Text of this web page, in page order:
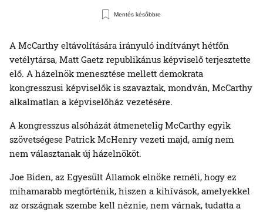
Mentés későbbre
A McCarthy eltávolítására irányuló indítványt hétfőn
vetélytársa, Matt Gaetz republikánus képviselő terjesztette
elő. A házelnök menesztése mellett demokrata
kongresszusi képviselők is szavaztak, mondván, McCarthy
alkalmatlan a képviselőház vezetésére.
A kongresszus alsóházát átmenetelig McCarthy egyik
szövetségese Patrick McHenry vezeti majd, amíg nem
nem választanak új házelnököt.
Joe Biden, az Egyesült Államok elnöke reméli, hogy ez
mihamarabb megtörténik, hiszen a kihívások, amelyekkel
az országnak szembe kell néznie, nem várnak, tudatta a